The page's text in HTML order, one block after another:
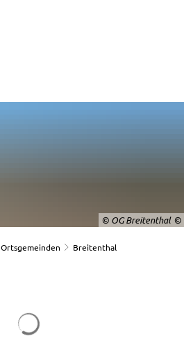
© OG Breitenthal
Ortsgemeinden Breitenthal